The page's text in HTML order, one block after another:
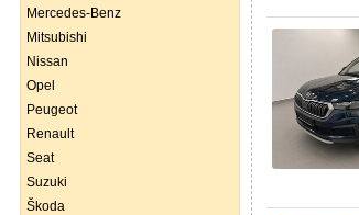
Mercedes-Benz
Mitsubishi
Nissan
Opel
Peugeot
Renault
Seat
Suzuki
Škoda